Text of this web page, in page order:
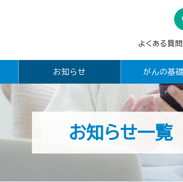
よくある質問
お知らせ がんの基
お知らせ一覧